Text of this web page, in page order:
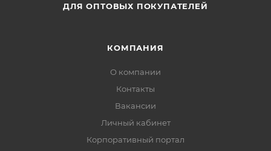
ДЛЯ ОПТОВЫХ ПОКУПАТЕЛЕЙ
КОМПАНИЯ
О компании
Контакты
Вакансии
Личный кабинет
Корпоративный портал